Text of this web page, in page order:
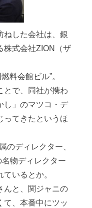
ねした会社は、銀
株式会社ZION（ザ
料会館ビル”。
とで、同社が携わ
し」のマツコ・デ
ってきたというほ
のディレクター、
物ディレクター
いるとか。
んと、関ジャニの
て、本番中にツッ